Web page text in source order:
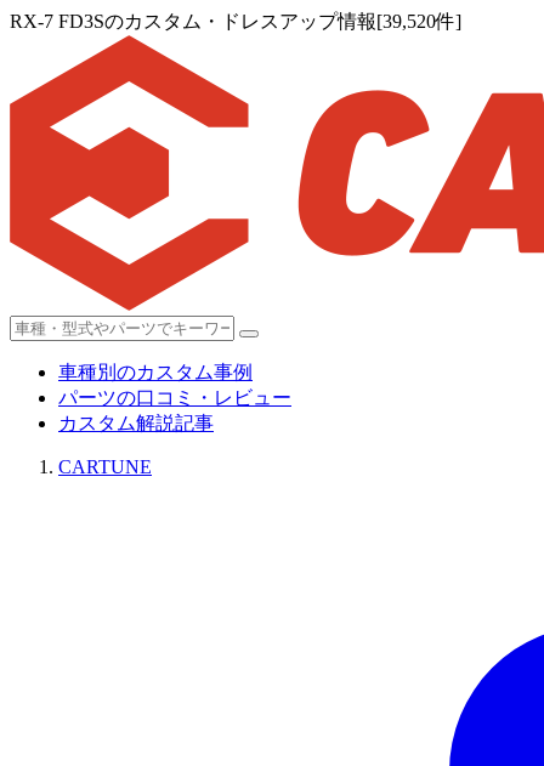
RX-7 FD3Sのカスタム・ドレスアップ情報[39,520件]
車種別のカスタム事例
パーツの口コミ・レビュー
カスタム解説記事
CARTUNE